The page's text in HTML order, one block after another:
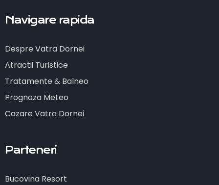
Navigare rapida
Despre Vatra Dornei
Atractii Turistice
Tratamente & Balneo
Prognoza Meteo
Cazare Vatra Dornei
Parteneri
Bucovina Resort